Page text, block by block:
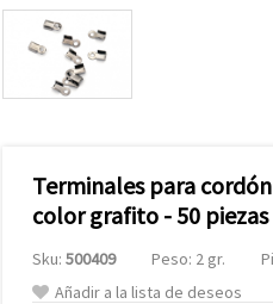
Terminales para
color grafito - 50 piezas
Sku: 500409 Peso: 2 gr.
Añadir a la lista de deseos